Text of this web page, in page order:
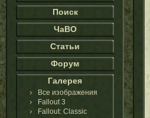
Поиск
ЧаВО
Статьи
Форум
Галерея
Все изображения
Fallout 3
Fallout: Classic